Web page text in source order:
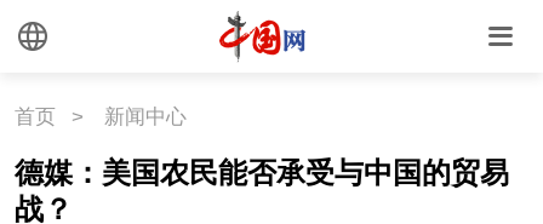
首页 > 新闻中心
德媒：美国农民能否承受与中国的贸易
战？